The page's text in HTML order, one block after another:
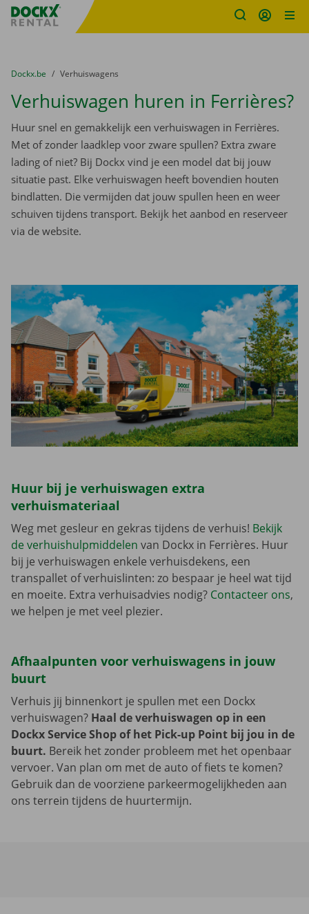
Fratello DEMO
U bevindt zich hier:
van
Dockx.be naar
Verhuiswagens
Verhuiswagen huren in Ferrières?
Huur snel en gemakkelijk een verhuiswagen in Ferrières.
Met of zonder laadklep voor zware spullen? Extra zware
lading of niet? Bij Dockx vind je een model dat bij jouw
situatie past. Elke verhuiswagen heeft bovendien houten
bindlatten. Die vermijden dat jouw spullen heen en weer
schuiven tijdens transport. Bekijk het aanbod en reserveer
via de website.
Huur bij je verhuiswagen extra
verhuismateriaal
Weg met gesleur en gekras tijdens de verhuis! Bekijk
de verhuishulpmiddelen van Dockx in Ferrières. Huur
bij je verhuiswagen enkele verhuisdekens, een
transpallet of verhuislinten: zo bespaar je heel wat tijd
en moeite. Extra verhuisadvies nodig? Contacteer ons,
we helpen je met veel plezier.
Afhaalpunten voor verhuiswagens in jouw
buurt
Verhuis jij binnenkort je spullen met een Dockx
verhuiswagen? Haal de verhuiswagen op in een
Dockx Service Shop of het Pick-up Point bij jou in de
buurt. Bereik het zonder probleem met het openbaar
vervoer. Van plan om met de auto of fiets te komen?
Gebruik dan de voorziene parkeermogelijkheden aan
ons terrein tijdens de huurtermijn.